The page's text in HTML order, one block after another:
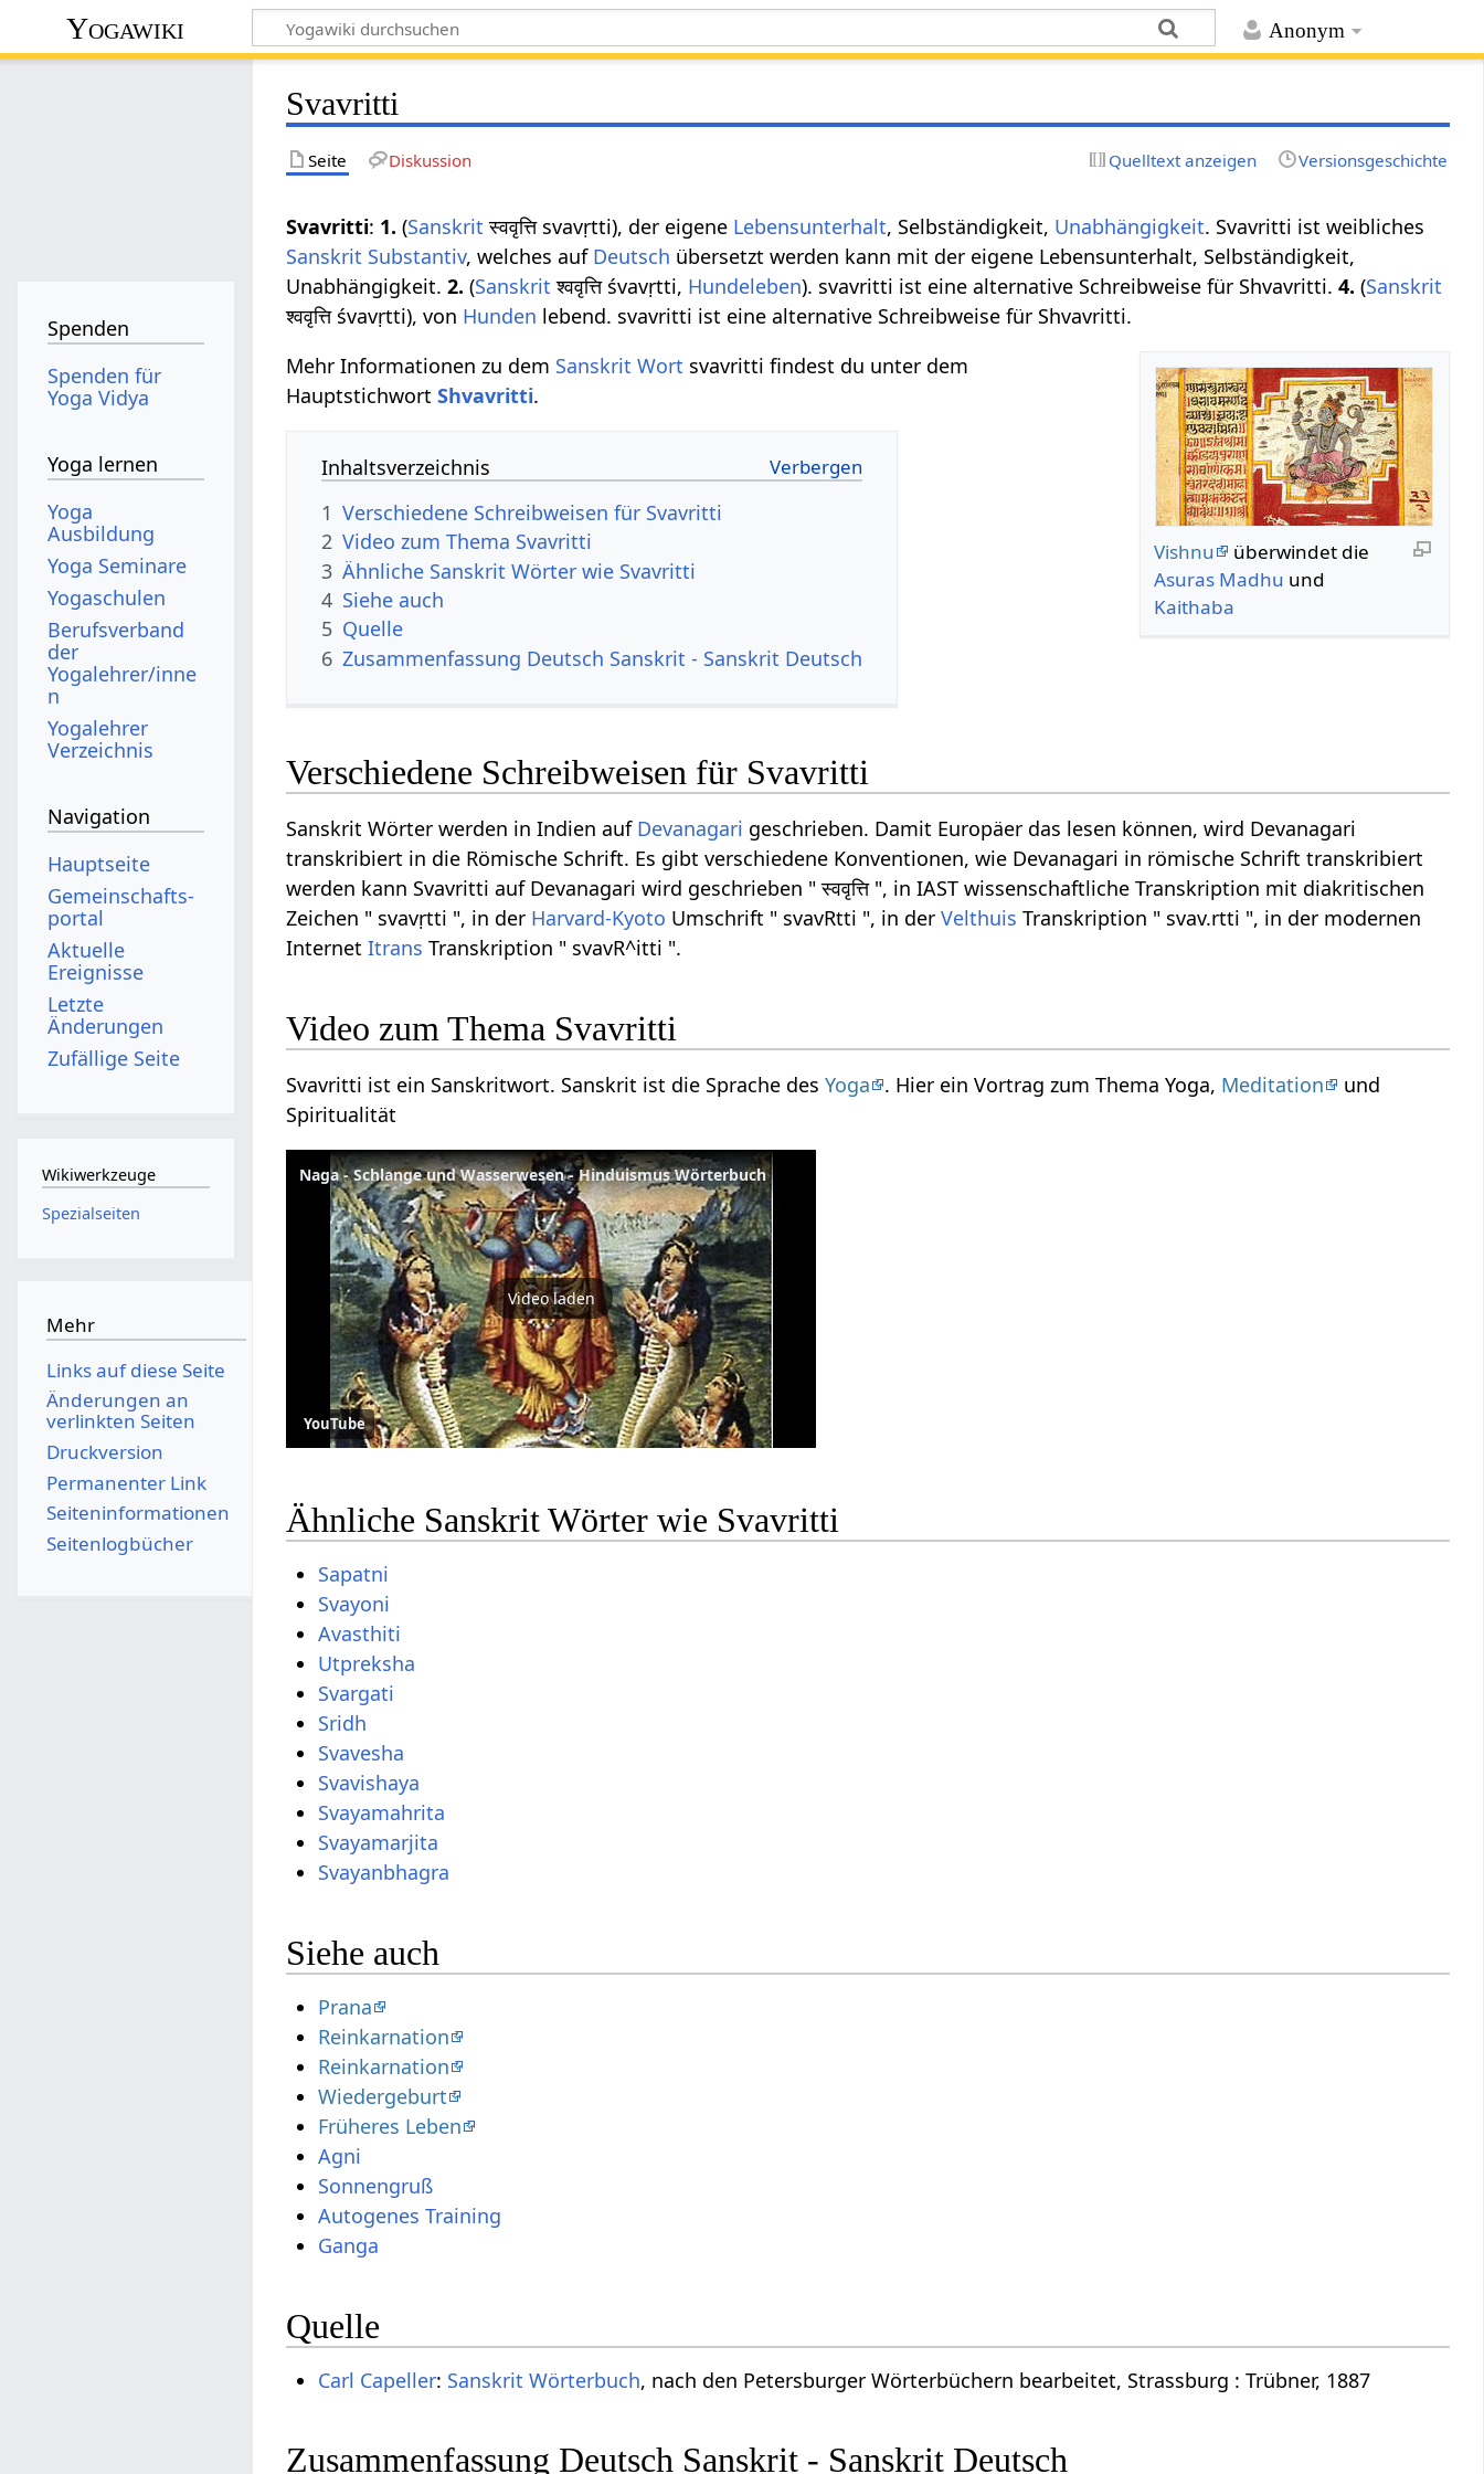
Anonym
Yogawiki
Svavritti
Seite Diskussion Quelltext anzeigen Versionsgeschichte
Svavritti: 1. (Sanskrit स्ववृत्ति svavṛtti), der eigene Lebensunterhalt, Selbständigkeit, Unabhängigkeit. Svavritti ist weibliches
Sanskrit Substantiv, welches auf Deutsch übersetzt werden kann mit der eigene Lebensunterhalt, Selbständigkeit,
Unabhängigkeit.2. (Sanskrit श्ववृत्ति śvavṛtti, Hundeleben). svavritti ist eine alternative Schreibweise für Shvavritti.4. (Sanskrit
श्ववृत्ति śvavṛtti), von Hunden lebend. svavritti ist eine alternative Schreibweise für Shvavritti.
Vishnu
überwindet die
Asuras Madhu und
Kaithaba
Mehr Informationen zu dem Sanskrit Wort svavritti findest du unter dem
HauptstichwortShvavritti.
Inhaltsverzeichnis
1 Verschiedene Schreibweisen für Svavritti
2 Video zum Thema Svavritti
3 Ähnliche Sanskrit Wörter wie Svavritti
4 Siehe auch
5 Quelle
6 Zusammenfassung Deutsch Sanskrit - Sanskrit Deutsch
Verschiedene Schreibweisen für Svavritti
Sanskrit Wörter werden in Indien auf Devanagari geschrieben. Damit Europäer das lesen können, wird Devanagari
transkribiert in die Römische Schrift. Es gibt verschiedene Konventionen, wie Devanagari in römische Schrift transkribiert
werden kann Svavritti auf Devanagari wird geschrieben " स्ववृत्ति ", in IAST wissenschaftliche Transkription mit diakritischen
Zeichen " svavṛtti ", in der Harvard-Kyoto Umschrift " svavRtti ", in derVelthuis Transkription " svav.rtti ", in der modernen
InternetItrans Transkription " svavR^itti ".
Video zum Thema Svavritti
Svavritti ist ein Sanskritwort. Sanskrit ist die Sprache desYoga . Hier ein Vortrag zum Thema Yoga, Meditation
und
Spiritualität
Naga - Schlange und Wasserwesen - Hinduismus Wörterbuch
Video laden
YouTube
Ähnliche Sanskrit Wörter wie Svavritti
Sapatni
Svayoni
Avasthiti
Utpreksha
Svargati
Sridh
Svavesha
Svavishaya
Svayamahrita
Svayamarjita
Svayanbhagra
Siehe auch
Prana
Reinkarnation
Reinkarnation
Wiedergeburt
Früheres Leben
Agni
Sonnengruß
Autogenes Training
Ganga
Quelle
Carl Capeller: Sanskrit Wörterbuch, nach den Petersburger Wörterbüchern bearbeitet, Strassburg : Trübner, 1887
Zusammenfassung Deutsch Sanskrit - Sanskrit Deutsch
Spenden
Spenden für
Yoga Vidya
Yoga lernen
Yoga
Ausbildung
Yoga Seminare
Yogaschulen
Berufsverband
der
Yogalehrer/inne
n
Yogalehrer
Verzeichnis
Navigation
Hauptseite
Gemeinschafts­
portal
Aktuelle
Ereignisse
Letzte
Änderungen
Zufällige Seite
Wikiwerkzeuge
Spezialseiten
Mehr
Links auf diese Seite
Änderungen an
verlinkten Seiten
Druckversion
Permanenter Link
Seiten­­informationen
Seitenlogbücher